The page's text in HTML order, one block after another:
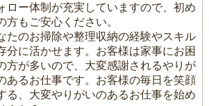
ロー体制が充実していますので、初め
方もご安心ください。
たのお掃除や整理収納の経験やスキル
分に活かせます。お客様は家事にお困
方が多いので、大変感謝されるやりが
あるお仕事です。お客様の毎日を笑顔
る、大変やりがいのあるお仕事を始め